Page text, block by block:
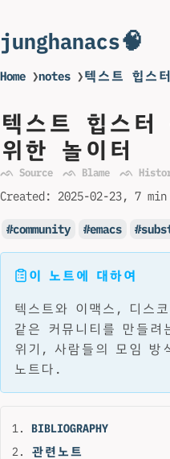
junghanacs🧠
Home ❯notes ❯텍스트 힙스
텍스트 힙스
위한 놀이터
ᨒ Source ᨒ Blame ᨒ
Created: 2025-02-23 7
community emacs
이 노트에 대하여
텍스트와 이맥스, 디스
같은 커뮤니티를 만들
위기, 사람들의 모임 방
노트다.
BIBLIOGRAPHY
관련노트